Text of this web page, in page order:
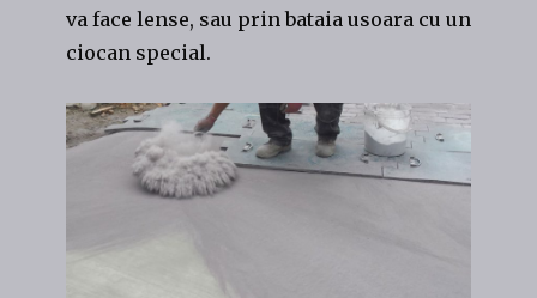
va face lense, sau prin bataia usoara cu un
ciocan special.